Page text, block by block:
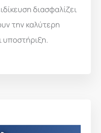
διασφαλίζει
την καλύτερη
υποστήριξη.